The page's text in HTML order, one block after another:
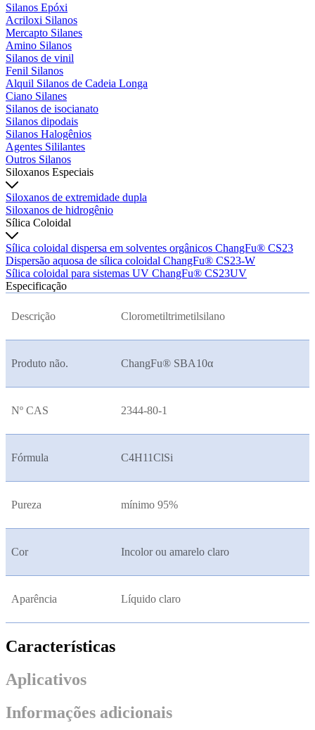
Silanos Epóxi
Acriloxi Silanos
Mercapto Silanes
Amino Silanos
Silanos de vinil
Fenil Silanos
Alquil Silanos de Cadeia Longa
Ciano Silanes
Silanos de isocianato
Silanos dipodais
Silanos Halogênios
Agentes Sililantes
Outros Silanos
Siloxanos Especiais
Siloxanos de extremidade dupla
Siloxanos de hidrogênio
Sílica Coloidal
Sílica coloidal dispersa em solventes orgânicos ChangFu® CS23
Dispersão aquosa de sílica coloidal ChangFu® CS23-W
Sílica coloidal para sistemas UV ChangFu® CS23UV
Especificação
Descrição Clorometiltrimetilsilano
Produto não. ChangFu® SBA10α
Nº CAS 2344-80-1
Fórmula C4H11ClSi
Pureza mínimo 95%
Cor Incolor ou amarelo claro
Aparência Líquido claro
Características
Aplicativos
Informações adicionais